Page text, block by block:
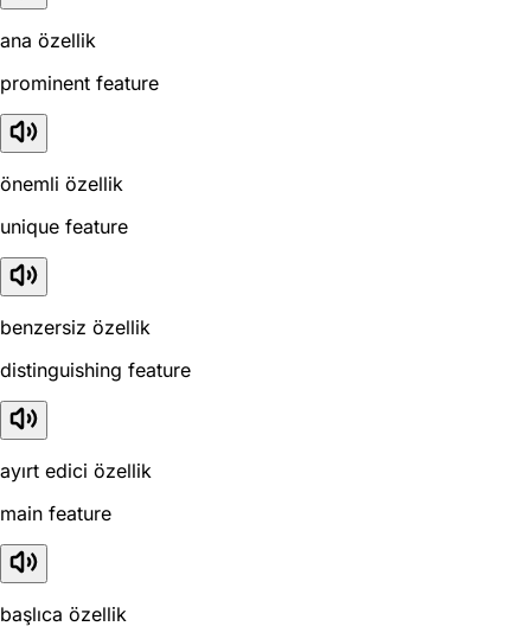
ana özellik
prominent feature
önemli özellik
unique feature
benzersiz özellik
distinguishing feature
ayırt edici özellik
main feature
başlıca özellik